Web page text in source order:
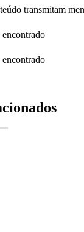
transmitam